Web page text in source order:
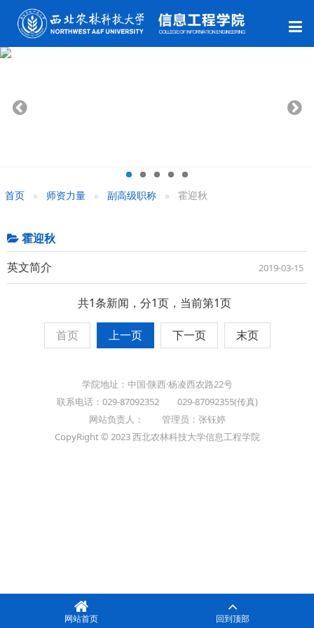
首页 师资力量 副高级职称 霍迎秋
霍迎秋
英文简介
2019-03-15
共1条新闻，分1页，当前第1页
首页 上一页 下一页 末页
学院地址：中国·陕西·杨凌西农路22号
联系电话：029-87092352 029-87092355(传真)
网站负责人： 管理员：张钰婷
CopyRight © 2023 西北农林科技大学信息工程学院
网站首页 回到顶部